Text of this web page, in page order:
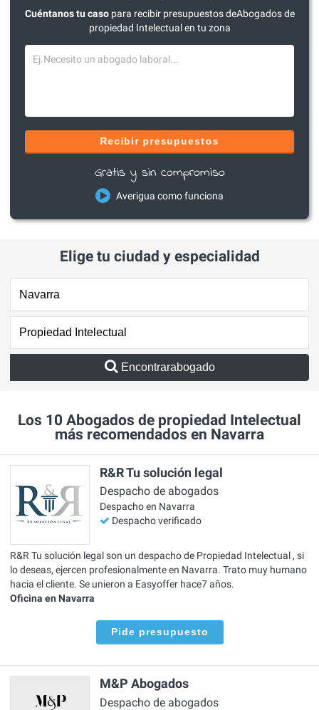
Cuéntanos tu casopara recibir presupuestos deAbogados de
propiedad Intelectual en tu zona
Recibir presupuestos
Gratis y sin compromiso
Averigua como funciona
Elige tu ciudad y especialidad
Encontrarabogado
Los 10 Abogados de propiedad Intelectual
más recomendados en Navarra
R&R Tu solución legal
Despacho de abogados
Despacho en Navarra
Despacho verificado
R&R Tu solución legal son un despacho de Propiedad Intelectual , si
lo deseas, ejercen profesionalmente en Navarra. Trato muy humano
hacia el cliente. Se unieron a Easyoffer hace7 años.
Oficina en Navarra
Pide presupuesto
M&P Abogados
Despacho de abogados